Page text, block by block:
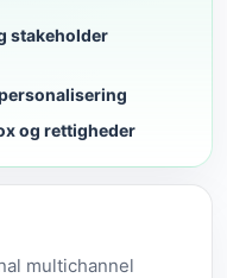
stakeholder
og rettigheder
multichannel